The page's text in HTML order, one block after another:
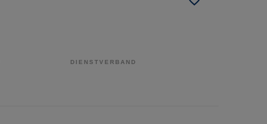
DIENSTVERBAND